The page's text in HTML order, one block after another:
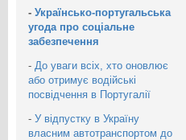
- Українсько-португальська
угода про соціальне
забезпечення
- До уваги всіх, хто оновлює
або отримує водійські
посвідчення в Португалії
- У відпустку в Україну
власним автотранспортом до